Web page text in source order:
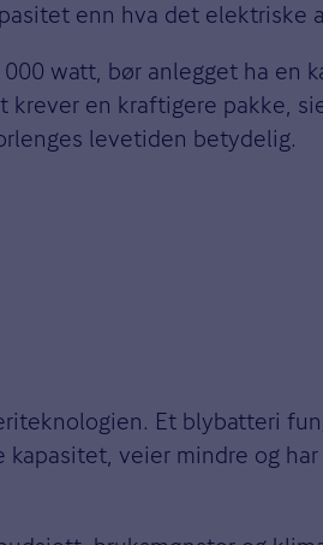
enn hva det elektriske
watt, bør anlegget ha en
krever en kraftigere pakke,
levetiden betydelig.
Et blybatteri
veier mindre og